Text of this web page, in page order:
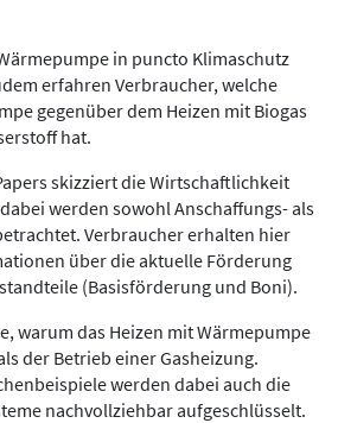
in puncto Klimaschutz
erfahren Verbraucher, welche
gegenüber dem Heizen mit Biogas
hat.
skizziert die Wirtschaftlichkeit
werden sowohl Anschaffungs- als
Verbraucher erhalten hier
über die aktuelle Förderung
(Basisförderung und Boni).
warum das Heizen mit Wärmepumpe
der Betrieb einer Gasheizung.
werden dabei auch die
nachvollziehbar aufgeschlüsselt.